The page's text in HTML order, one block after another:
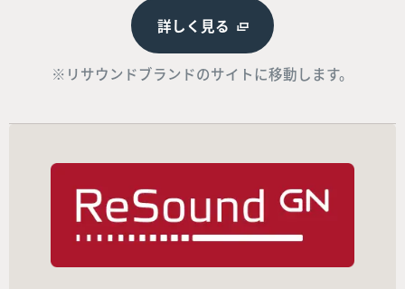
詳しく見る
※リサウンドブランドのサイトに移動します。